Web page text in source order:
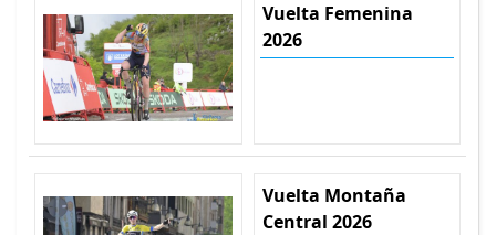
Vuelta Femenina
2026
Vuelta Montaña
Central 2026